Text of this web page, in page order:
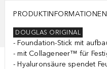
PRODUKTINFORMATIONEN
DOUGLAS ORIGINAL
Foundation-Stick mit
mit Collageneer™ für
Hyaluronsäure spendet